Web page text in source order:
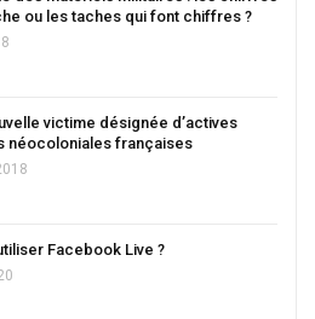
ou les taches qui font chiffres ?
victime désignée d’actives
néocoloniales françaises
Facebook Live ?